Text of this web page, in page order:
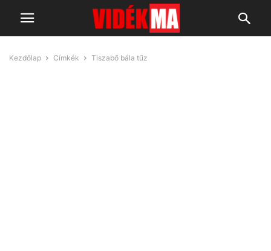
Kezdőlap Címkék Tiszabő bála tűz